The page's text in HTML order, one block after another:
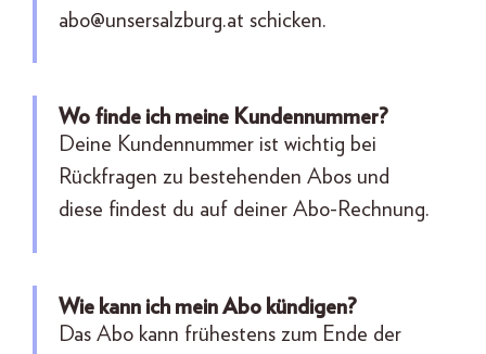
abo@unsersalzburg.at schicken.
Wo finde ich meine Kundennummer?
Deine Kundennummer ist wichtig bei
Rückfragen zu bestehenden Abos und
diese findest du auf deiner Abo-Rechnung.
Wie kann ich mein Abo kündigen?
Das Abo kann frühestens zum Ende der